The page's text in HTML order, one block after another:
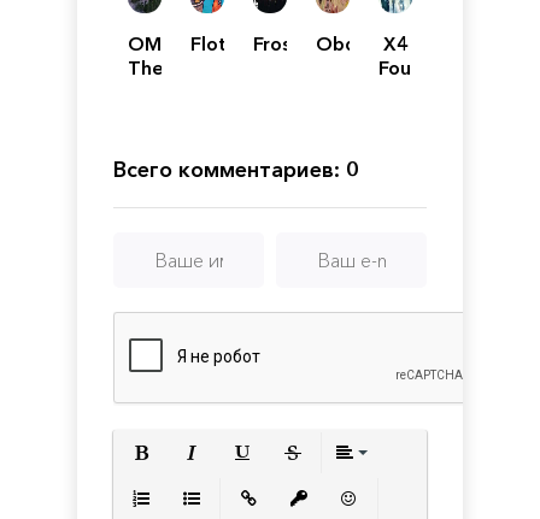
OMEGA:
The
1
FlotsamFrostpunkObduction
X4
Foundations
Всего комментариев: 0